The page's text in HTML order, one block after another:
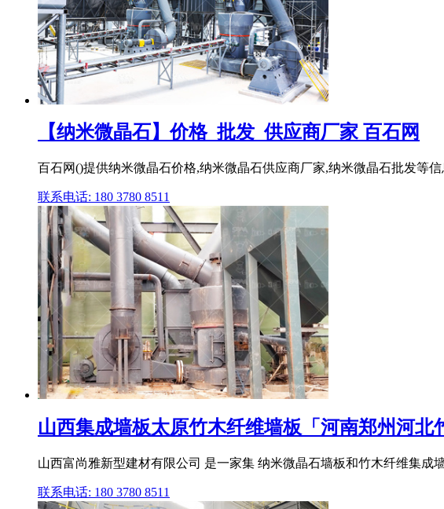
【纳米微晶石】价格_批发_供应商厂家 百石网
百石网()提供纳米微晶石价格,纳米微晶石供应商厂家,纳米微晶石批发等
联系电话: 180 3780 8511
山西集成墙板太原竹木纤维墙板「河南郑州河北
山西富尚雅新型建材有限公司 是一家集 纳米微晶石墙板和竹木纤维集成
联系电话: 180 3780 8511